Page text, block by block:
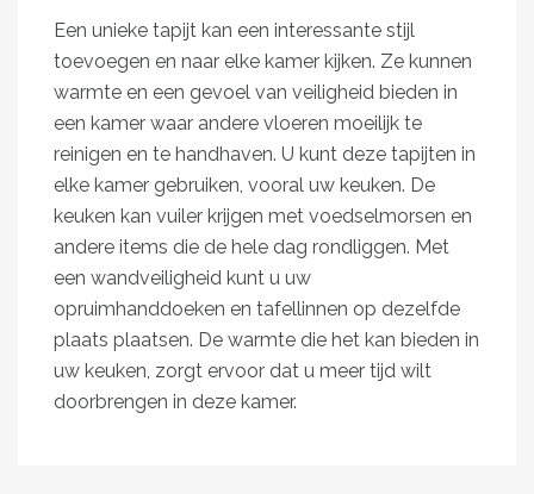
Een unieke tapijt kan een interessante stijl
toevoegen en naar elke kamer kijken. Ze kunnen
warmte en een gevoel van veiligheid bieden in
een kamer waar andere vloeren moeilijk te
reinigen en te handhaven. U kunt deze tapijten in
elke kamer gebruiken, vooral uw keuken. De
keuken kan vuiler krijgen met voedselmorsen en
andere items die de hele dag rondliggen. Met
een wandveiligheid kunt u uw
opruimhanddoeken en tafellinnen op dezelfde
plaats plaatsen. De warmte die het kan bieden in
uw keuken, zorgt ervoor dat u meer tijd wilt
doorbrengen in deze kamer.